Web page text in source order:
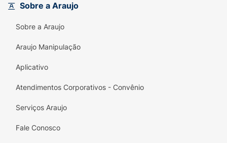
Fortalece a proteção natural com óleo de
linhaça. Com fragrância desenvolvida para um
frescor duradouro. Proteção antibacteriana
por até 12 horas.
Sobre a Araujo
Sobre a Araujo
Araujo Manipulação
Aplicativo
Atendimentos Corporativos - Convênio
Serviços Araujo
Fale Conosco